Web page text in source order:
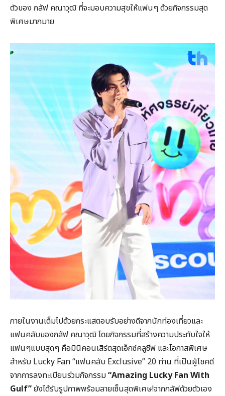
ตัวของ กลัฟ คณาวุฒิ ที่จะมอบความสุขให้แฟนๆ ด้วยกิจกรรมสุด
พิเศษมากมาย
ภายในงานเต็มไปด้วยกระแสตอบรับอย่างดีจากนักท่องเที่ยวและ
แฟนคลับของกลัฟ คณาวุฒิ โดยกิจกรรมที่สร้างความประทับใจให้
แฟนๆแบบสุดๆ คือมินิคอนเสิร์ตสุดเอ็กซ์คลูซีฟ และโอกาสพิเศษ
สำหรับ Lucky Fan “แฟนคลับ Exclusive” 20 ท่าน ที่เป็นผู้โชคดี
จากการลงทะเบียนร่วมกิจกรรม“Amazing Lucky Fan With
Gulf”ยังได้รับรูปภาพพร้อมลายเซ็นสุดพิเศษ!จากกลัฟด้วยตัวเอง